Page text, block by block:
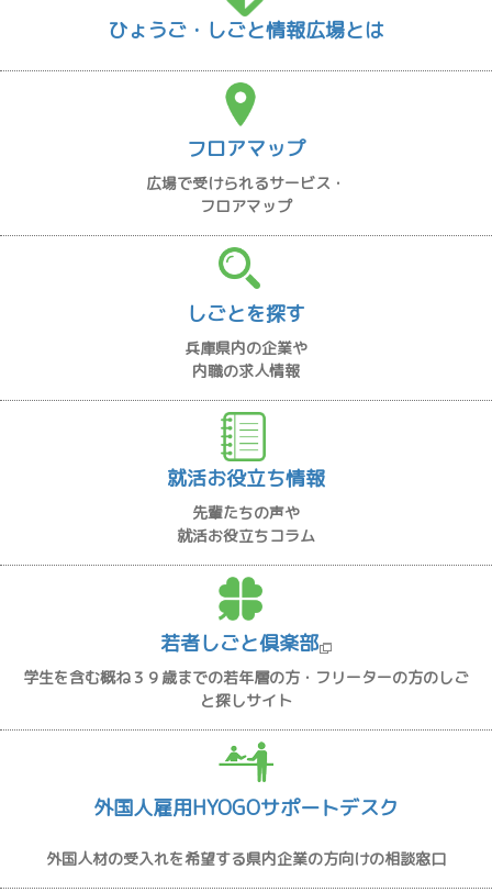
ひょうご・しごと情報広場とは
フロアマップ
広場で受けられるサービス・
フロアマップ
しごとを探す
兵庫県内の企業や
内職の求人情報
就活お役立ち情報
先輩たちの声や
就活お役立ちコラム
若者しごと倶楽部
学生を含む概ね３９歳までの若年層の方・フリーターの方のしご
と探しサイト
外国人雇用HYOGOサポートデスク
外国人材の受入れを希望する県内企業の方向けの相談窓口